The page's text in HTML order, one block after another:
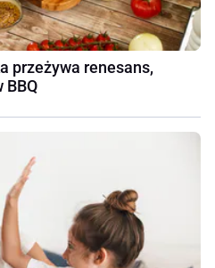
przeżywa renesans,
BBQ